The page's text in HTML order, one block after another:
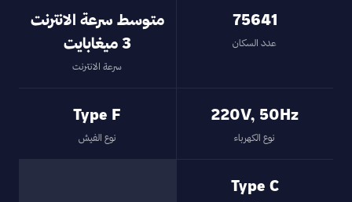
75641
عدد السكان
متوسط سرعة الانترنت
3 ميغابايت
سرعة الانترنت
220V, 50Hz
نوع الكهرباء
Type F
نوع الفيش
Type C